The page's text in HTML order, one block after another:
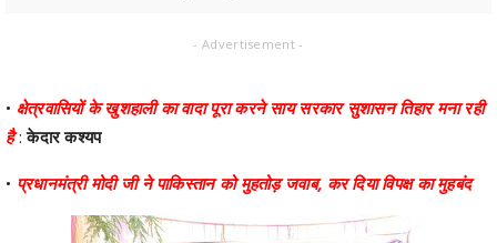
- Advertisement -
• क्षेत्रवासियों के खुशहाली का वादा पूरा करने साय सरकार सुशासन तिहार मना रही
है:केदार कश्यप
• प्रधानमंत्री मोदी जी ने पाकिस्तान को मुहतोड़ जवाब, कर दिया विपक्ष का मुहबंद